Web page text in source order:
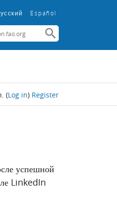
Español ‎
(Log in) Register
успешной
LinkedIn